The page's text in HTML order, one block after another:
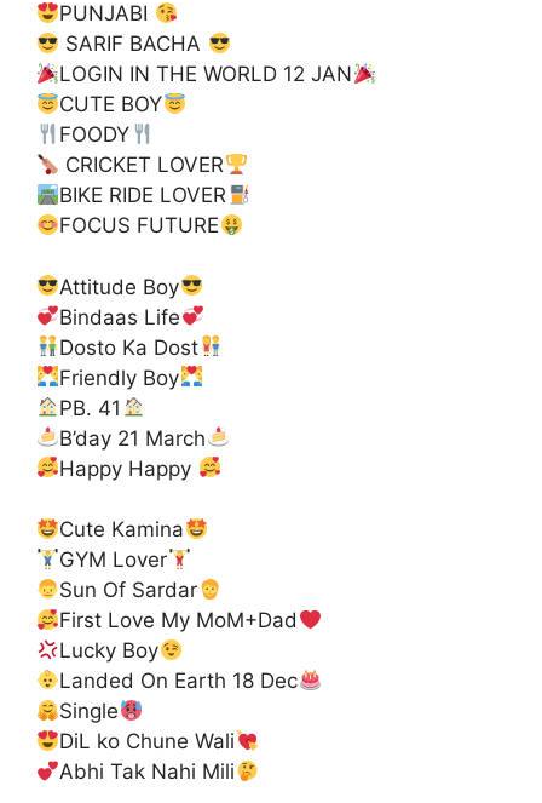
PUNJABI
SARIF BACHA
LOGIN IN THE WORLD 12 JAN
CUTE BOY
FOODY
CRICKET LOVER
BIKE RIDE LOVER
FOCUS FUTURE
Attitude Boy
Bindaas Life
Dosto Ka Dost
Friendly Boy
PB. 41
B’day 21 March
Happy Happy
Cute Kamina
GYM Lover
Sun Of Sardar
First Love My MoM+Dad
Lucky Boy
Landed On Earth 18 Dec
Single
DiL ko Chune Wali
Abhi Tak Nahi Mili